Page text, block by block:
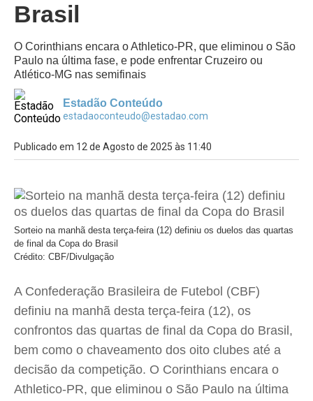
Brasil
O Corinthians encara o Athletico-PR, que eliminou o São
Paulo na última fase, e pode enfrentar Cruzeiro ou
Atlético-MG nas semifinais
Estadão Conteúdo
estadaoconteudo@estadao.com
Publicado em 12 de Agosto de 2025 às 11:40
Sorteio na manhã desta terça-feira (12) definiu os duelos das quartas
de final da Copa do Brasil
Crédito: CBF/Divulgação
A Confederação Brasileira de Futebol (CBF)
definiu na manhã desta terça-feira (12), os
confrontos das quartas de final da Copa do Brasil,
bem como o chaveamento dos oito clubes até a
decisão da competição. O Corinthians encara o
Athletico-PR, que eliminou o São Paulo na última